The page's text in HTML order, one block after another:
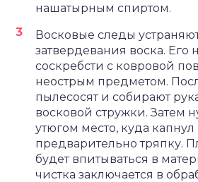
нашатырным спиртом.
Восковые следы
затвердевания воска. Его
соскребсти с ковровой
неострым предметом.
пылесосят и собирают
восковой стружки. Затем
утюгом место, куда
предварительно тряпку.
будет впитываться в
чистка заключается в